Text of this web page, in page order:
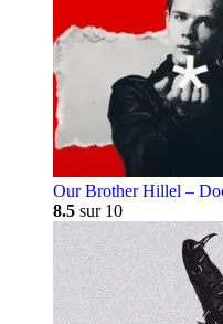
Our Brother Hillel –
8.5 sur 10